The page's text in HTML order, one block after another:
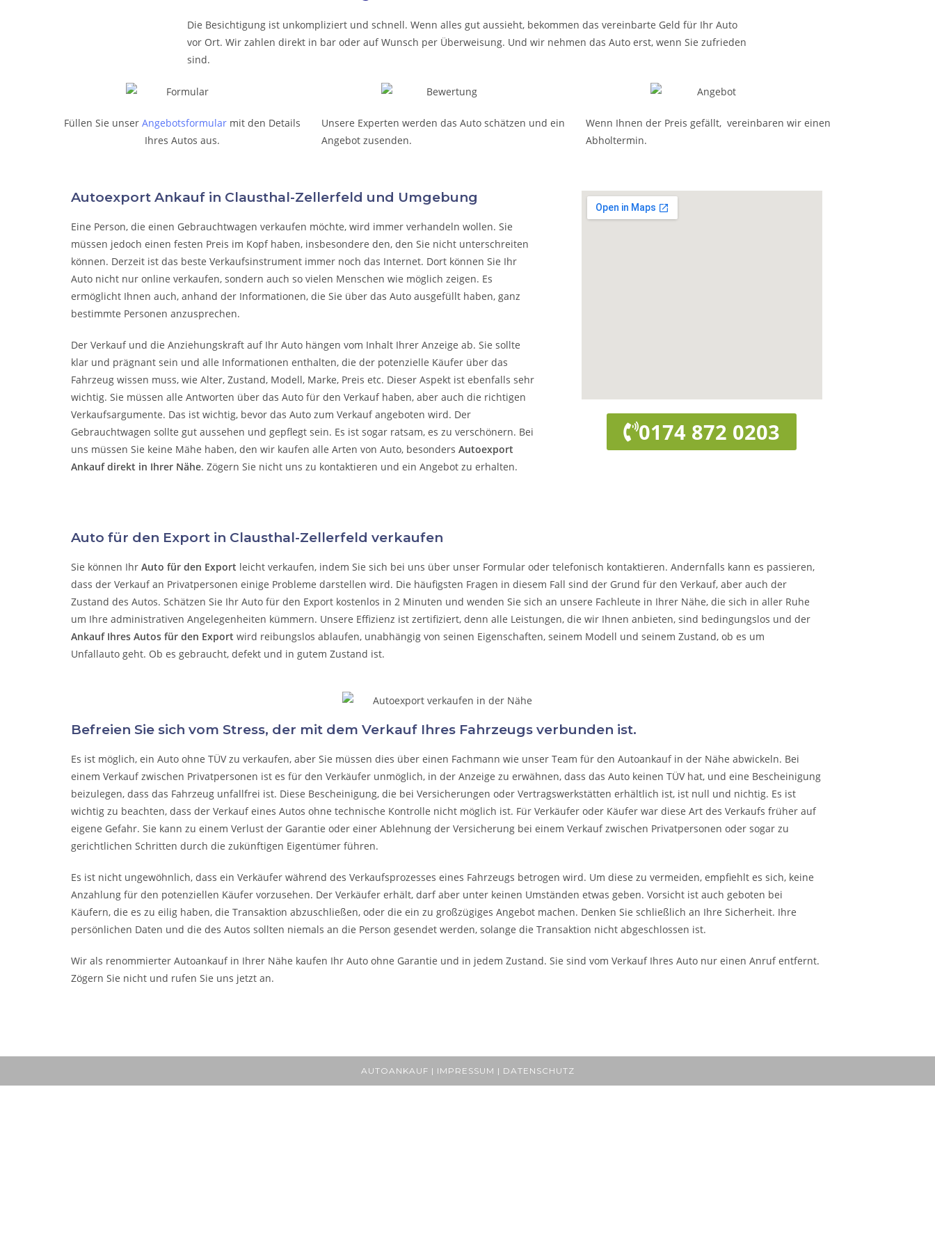
Die Besichtigung ist unkompliziert und schnell. Wenn alles gut aussieht, bekommen das vereinbarte Geld für Ihr Auto
vor Ort. Wir zahlen direkt in bar oder auf Wunsch per Überweisung. Und wir nehmen das Auto erst, wenn Sie zufrieden
sind.
Füllen Sie unser Angebotsformularmit den Details
Ihres Autos aus.
Unsere Experten werden das Auto schätzen und ein
Angebot zusenden.
Wenn Ihnen der Preis gefällt, vereinbaren wir einen
Abholtermin.
Autoexport Ankauf in Clausthal-Zellerfeld und Umgebung
Eine Person, die einen Gebrauchtwagen verkaufen möchte, wird immer verhandeln wollen. Sie
müssen jedoch einen festen Preis im Kopf haben, insbesondere den, den Sie nicht unterschreiten
können. Derzeit ist das beste Verkaufsinstrument immer noch das Internet. Dort können Sie Ihr
Auto nicht nur online verkaufen, sondern auch so vielen Menschen wie möglich zeigen. Es
ermöglicht Ihnen auch, anhand der Informationen, die Sie über das Auto ausgefüllt haben, ganz
bestimmte Personen anzusprechen.
Der Verkauf und die Anziehungskraft auf Ihr Auto hängen vom Inhalt Ihrer Anzeige ab. Sie sollte
klar und prägnant sein und alle Informationen enthalten, die der potenzielle Käufer über das
Fahrzeug wissen muss, wie Alter, Zustand, Modell, Marke, Preis etc. Dieser Aspekt ist ebenfalls sehr
wichtig. Sie müssen alle Antworten über das Auto für den Verkauf haben, aber auch die richtigen
Verkaufsargumente. Das ist wichtig, bevor das Auto zum Verkauf angeboten wird. Der
Gebrauchtwagen sollte gut aussehen und gepflegt sein. Es ist sogar ratsam, es zu verschönern. Bei
uns müssen Sie keine Mähe haben, den wir kaufen alle Arten von Auto, besonders Autoexport
Ankauf direkt in Ihrer Nähe. Zögern Sie nicht uns zu kontaktieren und ein Angebot zu erhalten.
0174 872 0203
Auto für den Export in Clausthal-Zellerfeld verkaufen
Sie können Ihr Auto für den Export leicht verkaufen, indem Sie sich bei uns über unser Formular oder telefonisch kontaktieren. Andernfalls kann es passieren,
dass der Verkauf an Privatpersonen einige Probleme darstellen wird. Die häufigsten Fragen in diesem Fall sind der Grund für den Verkauf, aber auch der
Zustand des Autos. Schätzen Sie Ihr Auto für den Export kostenlos in 2 Minuten und wenden Sie sich an unsere Fachleute in Ihrer Nähe, die sich in aller Ruhe
um Ihre administrativen Angelegenheiten kümmern. Unsere Effizienz ist zertifiziert, denn alle Leistungen, die wir Ihnen anbieten, sind bedingungslos und der
Ankauf Ihres Autos für den Export wird reibungslos ablaufen, unabhängig von seinen Eigenschaften, seinem Modell und seinem Zustand, ob es um
Unfallauto geht. Ob es gebraucht, defekt und in gutem Zustand ist.
Befreien Sie sich vom Stress, der mit dem Verkauf Ihres Fahrzeugs verbunden ist.
Es ist möglich, ein Auto ohne TÜV zu verkaufen, aber Sie müssen dies über einen Fachmann wie unser Team für den Autoankauf in der Nähe abwickeln. Bei
einem Verkauf zwischen Privatpersonen ist es für den Verkäufer unmöglich, in der Anzeige zu erwähnen, dass das Auto keinen TÜV hat, und eine Bescheinigung
beizulegen, dass das Fahrzeug unfallfrei ist. Diese Bescheinigung, die bei Versicherungen oder Vertragswerkstätten erhältlich ist, ist null und nichtig. Es ist
wichtig zu beachten, dass der Verkauf eines Autos ohne technische Kontrolle nicht möglich ist. Für Verkäufer oder Käufer war diese Art des Verkaufs früher auf
eigene Gefahr. Sie kann zu einem Verlust der Garantie oder einer Ablehnung der Versicherung bei einem Verkauf zwischen Privatpersonen oder sogar zu
gerichtlichen Schritten durch die zukünftigen Eigentümer führen.
Es ist nicht ungewöhnlich, dass ein Verkäufer während des Verkaufsprozesses eines Fahrzeugs betrogen wird. Um diese zu vermeiden, empfiehlt es sich, keine
Anzahlung für den potenziellen Käufer vorzusehen. Der Verkäufer erhält, darf aber unter keinen Umständen etwas geben. Vorsicht ist auch geboten bei
Käufern, die es zu eilig haben, die Transaktion abzuschließen, oder die ein zu großzügiges Angebot machen. Denken Sie schließlich an Ihre Sicherheit. Ihre
persönlichen Daten und die des Autos sollten niemals an die Person gesendet werden, solange die Transaktion nicht abgeschlossen ist.
Wir als renommierter Autoankauf in Ihrer Nähe kaufen Ihr Auto ohne Garantie und in jedem Zustand. Sie sind vom Verkauf Ihres Auto nur einen Anruf entfernt.
Zögern Sie nicht und rufen Sie uns jetzt an.
AUTOANKAUF | IMPRESSUM | DATENSCHUTZ